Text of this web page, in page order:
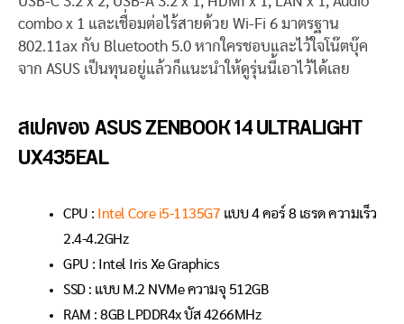
combo x 1 และเชื่อมต่อไร้สายด้วย Wi-Fi 6 มาตรฐาน
802.11ax กับ Bluetooth 5.0 หากใครชอบและไว้ใจโน๊ตบุ๊ค
จาก ASUS เป็นทุนอยู่แล้วก็แนะนำให้ดูรุ่นนี้เอาไว้ได้เลย
สเปคของ ASUS ZENBOOK 14 ULTRALIGHT
UX435EAL
CPU : Intel Core i5-1135G7 แบบ 4 คอร์ 8 เธรด ความเร็ว
2.4-4.2GHz
GPU : Intel Iris Xe Graphics
SSD : แบบ M.2 NVMe ความจุ 512GB
RAM : 8GB LPDDR4x บัส 4266MHz